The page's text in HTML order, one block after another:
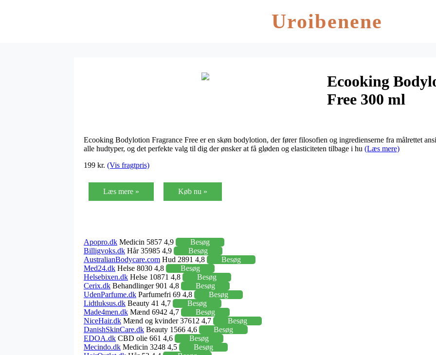
Uroibenene
Ecooking
Free 300 ml
Ecooking Bodylotion Fragrance Free er en skøn bodylotion, der fører filosofien og ingredienserne fra målrettet
alle hudtyper, og det perfekte valg til dig der ønsker at få gløden og elasticiteten tilbage i hu (Læs mere)
199 kr. (Vis fragtpris)
Læs mere » Køb nu »
Apopro.dk Medicin 5857 4,9
Besøg
Billigvoks.dk Hår 35985 4,9
Besøg
AustralianBodycare.com Hud 2891 4,8
Besøg
Med24.dk Helse 8030 4,8
Besøg
Helsebixen.dk Helse 10871 4,8
Besøg
Cerix.dk Behandlinger 901 4,8
Besøg
UdenParfume.dk Parfumefri 69 4,8
Besøg
Lidtluksus.dk Beauty 41 4,7
Besøg
Made4men.dk Mænd 6942 4,7
Besøg
NiceHair.dk Mænd og kvinder 37612 4,7
Besøg
DanishSkinCare.dk Beauty 1566 4,6
Besøg
EDOA.dk CBD olie 661 4,6
Besøg
Mecindo.dk Medicin 3248 4,5
Besøg